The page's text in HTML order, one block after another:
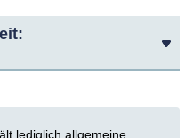
lediglich allgemeine